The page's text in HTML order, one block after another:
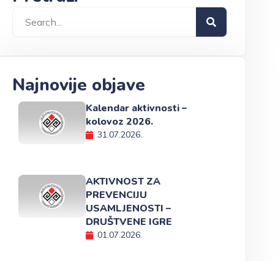
Najnovije objave
Kalendar aktivnosti –
kolovoz 2026.
31.07.2026.
AKTIVNOST ZA
PREVENCIJU
USAMLJENOSTI –
DRUŠTVENE IGRE
01.07.2026.